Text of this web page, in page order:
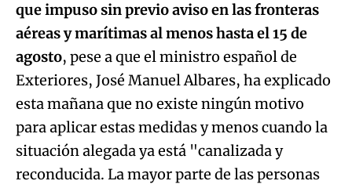
que impuso sin previo aviso en las fronteras
aéreas y marítimas al menos hasta el 15 de
agosto, pese a que el ministro español de
Exteriores, José Manuel Albares, ha explicado
esta mañana que no existe ningún motivo
para aplicar estas medidas y menos cuando la
situación alegada ya está "canalizada y
reconducida. La mayor parte de las personas